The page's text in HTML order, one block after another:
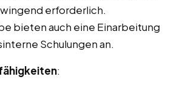
erforderlich.
bieten auch eine Einarbeitung
Schulungen an.
: